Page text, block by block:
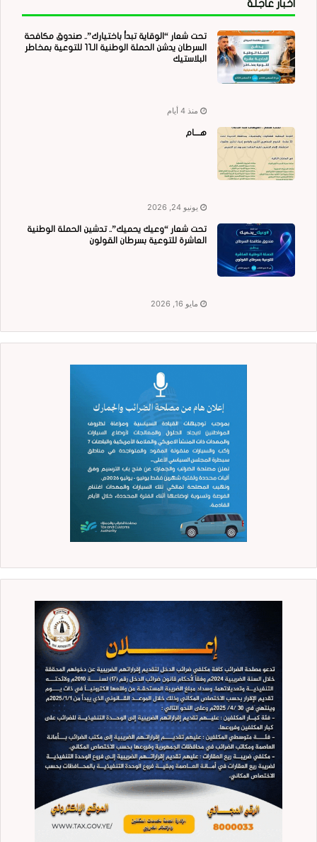
اخبار عاجلة
تحت شعار “الوقاية تبدأ باختيارك”.. صندوق مكافحة
السرطان يدشن الحملة الوطنية الـ11 للتوعية بمخاطر
البلاستيك
منذ 4 أيام
هــــام
يونيو 24, 2026
تحت شعار “وعيك يحميك”.. تدشين الحملة الوطنية
العاشرة للتوعية بسرطان القولون
مايو 16, 2026